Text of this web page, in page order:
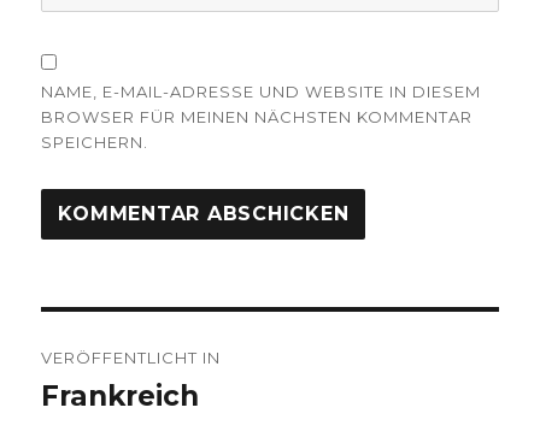
NAME, E-MAIL-ADRESSE UND WEBSITE IN DIESEM
BROWSER FÜR MEINEN NÄCHSTEN KOMMENTAR
SPEICHERN.
VERÖFFENTLICHT IN
Frankreich